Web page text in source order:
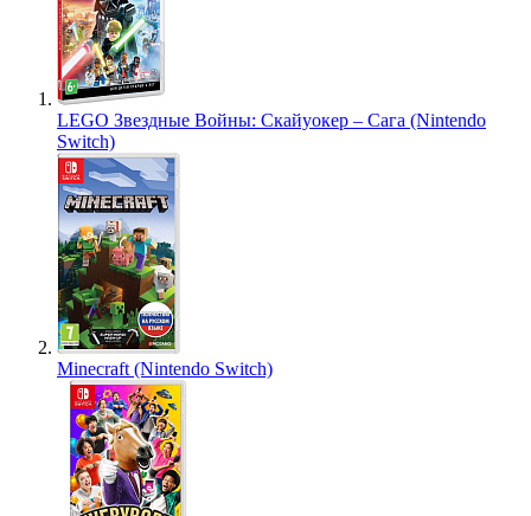
LEGO Звездные Войны: Скайуокер – Сага (Nintendo
Switch)
Minecraft (Nintendo Switch)